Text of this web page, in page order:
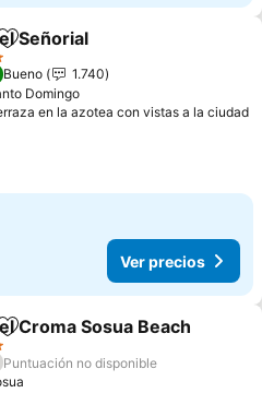
Agregar a favoritos
Señorial
Bueno
1.740
Domingo
en la azotea con vistas a la ciudad
Ver precios
Agregar a favoritos
Croma Sosua Beach
Puntuación no disponible